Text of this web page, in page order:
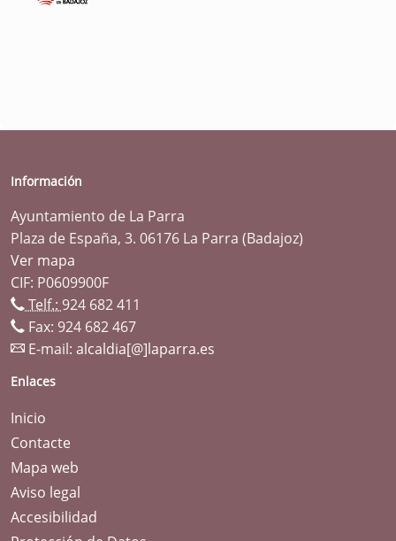
Información
Ayuntamiento de La Parra
Plaza de España, 3. 06176 La Parra (Badajoz)
Ver mapa
CIF: P0609900F
Telf.: 924 682 411
Fax: 924 682 467
E-mail: alcaldia[@]laparra.es
Enlaces
Inicio
Contacte
Mapa web
Aviso legal
Accesibilidad